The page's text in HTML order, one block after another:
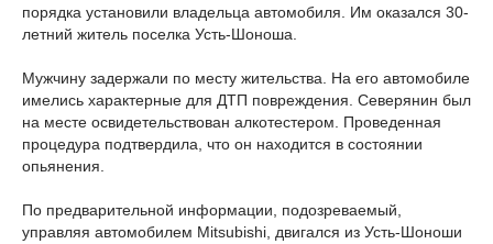
порядка установили владельца автомобиля. Им оказался 30-
летний житель поселка Усть-Шоноша.
Мужчину задержали по месту жительства. На его автомобиле
имелись характерные для ДТП повреждения. Северянин был
на месте освидетельствован алкотестером. Проведенная
процедура подтвердила, что он находится в состоянии
опьянения.
По предварительной информации, подозреваемый,
управляя автомобилем Mitsubishi, двигался из Усть-Шоноши